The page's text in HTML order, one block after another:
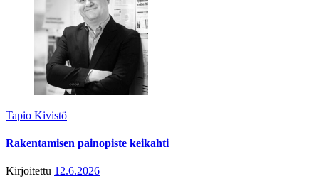
Tapio Kivistö
Rakentamisen painopiste keikahti
Kirjoitettu 12.6.2026